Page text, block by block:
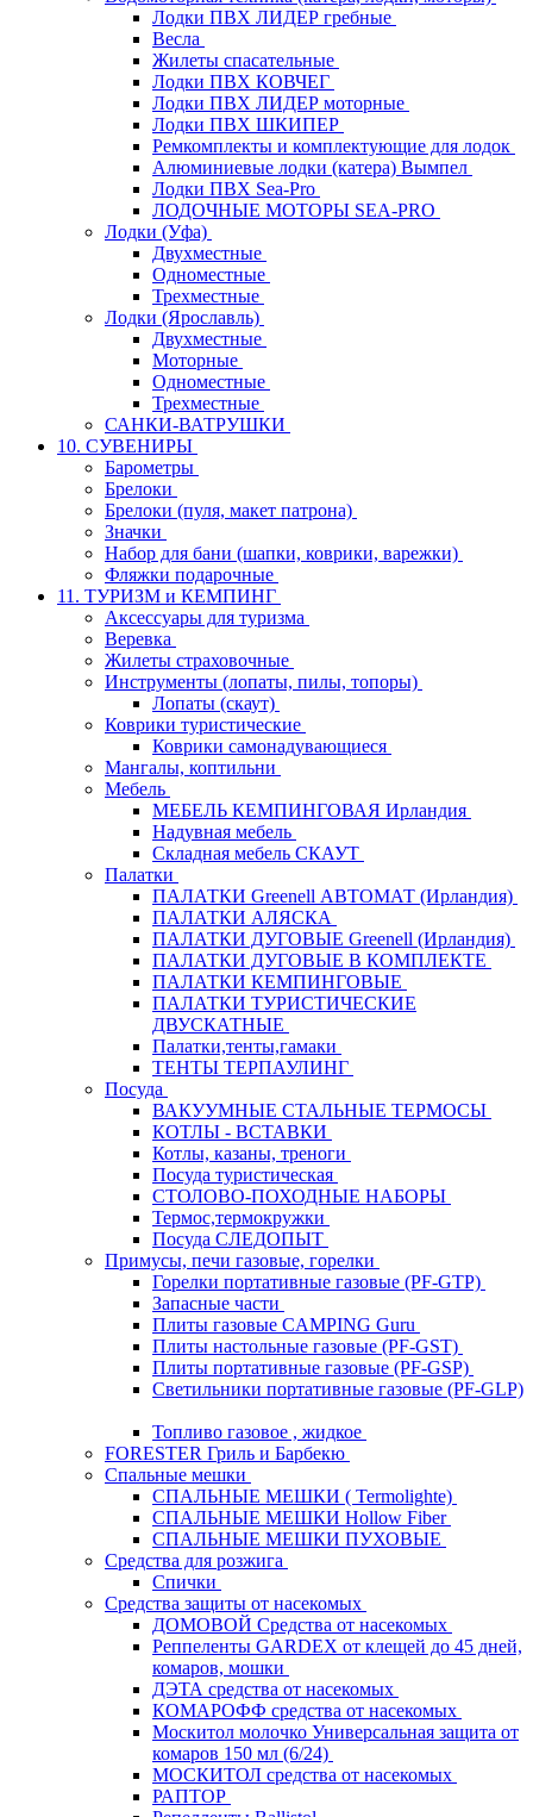
Лодки ПВХ ЛИДЕР гребные
Весла
Жилеты спасательные
Лодки ПВХ КОВЧЕГ
Лодки ПВХ ЛИДЕР моторные
Лодки ПВХ ШКИПЕР
Ремкомплекты и комплектующие для лодок
Алюминиевые лодки (катера) Вымпел
Лодки ПВХ Sea-Pro
ЛОДОЧНЫЕ МОТОРЫ SEA-PRO
Лодки (Уфа)
Двухместные
Одноместные
Трехместные
Лодки (Ярославль)
Двухместные
Моторные
Одноместные
Трехместные
САНКИ-ВАТРУШКИ
10. СУВЕНИРЫ
Барометры
Брелоки
Брелоки (пуля, макет патрона)
Значки
Набор для бани (шапки, коврики, варежки)
Фляжки подарочные
11. ТУРИЗМ и КЕМПИНГ
Аксессуары для туризма
Веревка
Жилеты страховочные
Инструменты (лопаты, пилы, топоры)
Лопаты (скаут)
Коврики туристические
Коврики самонадувающиеся
Мангалы, коптильни
Мебель
МЕБЕЛЬ КЕМПИНГОВАЯ Ирландия
Надувная мебель
Складная мебель СКАУТ
Палатки
ПАЛАТКИ Greenell АВТОМАТ (Ирландия)
ПАЛАТКИ АЛЯСКА
ПАЛАТКИ ДУГОВЫЕ Greenell (Ирландия)
ПАЛАТКИ ДУГОВЫЕ В КОМПЛЕКТЕ
ПАЛАТКИ КЕМПИНГОВЫЕ
ПАЛАТКИ ТУРИСТИЧЕСКИЕ
ДВУСКАТНЫЕ
Палатки,тенты,гамаки
ТЕНТЫ ТЕРПАУЛИНГ
Посуда
ВАКУУМНЫЕ СТАЛЬНЫЕ ТЕРМОСЫ
КОТЛЫ - ВСТАВКИ
Котлы, казаны, треноги
Посуда туристическая
СТОЛОВО-ПОХОДНЫЕ НАБОРЫ
Термос,термокружки
Посуда СЛЕДОПЫТ
Примусы, печи газовые, горелки
Горелки портативные газовые (PF-GTP)
Запасные части
Плиты газовые CAMPING Guru
Плиты настольные газовые (PF-GST)
Плиты портативные газовые (PF-GSP)
Светильники портативные газовые (PF-GLP)
Топливо газовое , жидкое
FORESTER Гриль и Барбекю
Спальные мешки
СПАЛЬНЫЕ МЕШКИ ( Termolighte)
СПАЛЬНЫЕ МЕШКИ Hollow Fiber
СПАЛЬНЫЕ МЕШКИ ПУХОВЫЕ
Средства для розжига
Спички
Средства защиты от насекомых
ДОМОВОЙ Средства от насекомых
Реппеленты GARDEX от клещей до 45 дней,
комаров, мошки
ДЭТА средства от насекомых
КОМАРОФФ средства от насекомых
Москитол молочко Универсальная защита от
комаров 150 мл (6/24)
МОСКИТОЛ средства от насекомых
РАПТОР